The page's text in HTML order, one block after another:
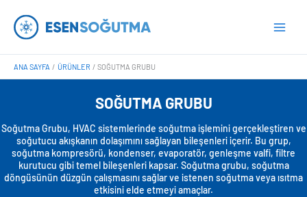
atla
ANA SAYFA ÜRÜNLER SOĞUTMA GRUBU
SOĞUTMA GRUBU
Soğutma Grubu, HVAC sistemlerinde soğutma işlemini gerçekleştiren ve
soğutucu akışkanın dolaşımını sağlayan bileşenleri içerir. Bu grup,
soğutma kompresörü, kondenser, evaporatör, genleşme valfi, filtre
kurutucu gibi temel bileşenleri kapsar. Soğutma grubu, soğutma
döngüsünün düzgün çalışmasını sağlar ve istenen soğutma veya ısıtma
etkisini elde etmeyi amaçlar.